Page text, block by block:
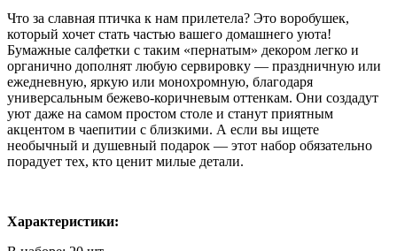
Что за славная птичка к нам прилетела? Это воробушек,
который хочет стать частью вашего домашнего уюта!
Бумажные салфетки с таким «пернатым» декором легко и
органично дополнят любую сервировку — праздничную или
ежедневную, яркую или монохромную, благодаря
универсальным бежево-коричневым оттенкам. Они создадут
уют даже на самом простом столе и станут приятным
акцентом в чаепитии с близкими. А если вы ищете
необычный и душевный подарок — этот набор обязательно
порадует тех, кто ценит милые детали.
Характеристики: